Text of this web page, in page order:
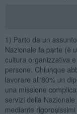
1) Parto da un
Nazionale fa parte (è
cultura organizzativa
persone. Chiunque
lavorare all'80% un
una missione
servizi della
mediante